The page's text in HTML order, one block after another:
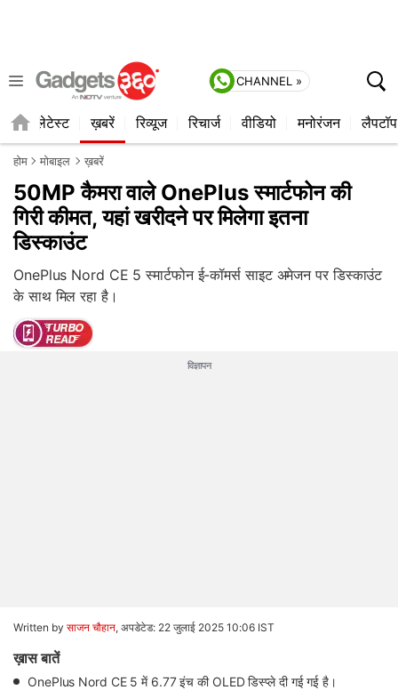
CHANNEL »
लेटेस्ट ख़बरें रिव्यूज रिचार्ज वीडियो मनोरंजन लैपटॉप
होम मोबाइल ख़बरें
50MP कैमरा वाले OnePlus स्मार्टफोन की
गिरी कीमत, यहां खरीदने पर मिलेगा इतना
डिस्काउंट
OnePlus Nord CE 5 स्मार्टफोन ई-कॉमर्स साइट अमेजन पर डिस्काउंट
के साथ मिल रहा है।
विज्ञापन
Written by साजन चौहान, अपडेटेड: 22 जुलाई 2025 10:06 IST
ख़ास बातें
OnePlus Nord CE 5 में 6.77 इंच की OLED डिस्प्ले दी गई गई है।